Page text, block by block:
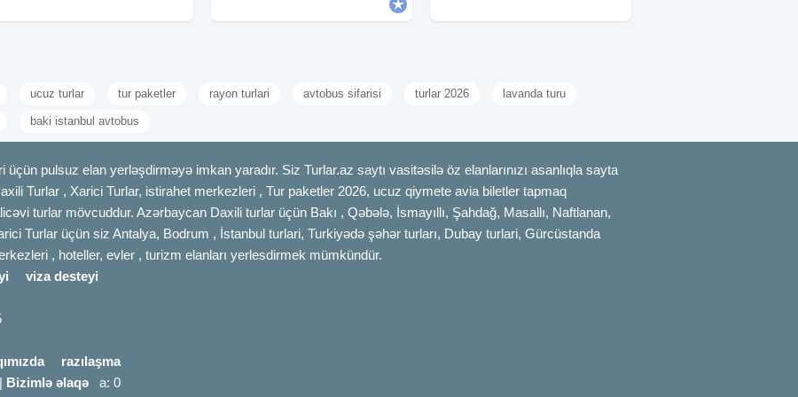
nəqliyyat -
ucuz turlar tur paketler rayon turlari avtobus sifarisi turlar 2026 lavanda turu
baki istanbul avtobus
pulsuz elan yerləşdirməyə imkan yaradır. Siz Turlar.az saytı vasitəsilə öz elanlarınızı asanlıqla sayta
Turlar , Xarici Turlar, istirahet merkezleri , Tur paketler 2026, ucuz qiymete avia biletler tapmaq
turlar mövcuddur. Azərbaycan Daxili turlar üçün Bakı , Qəbələ, İsmayıllı, Şahdağ, Masallı, Naftlanan,
Turlar üçün siz Antalya, Bodrum , İstanbul turlari, Turkiyədə şəhər turları, Dubay turlari, Gürcüstanda
, hoteller, evler , turizm elanları yerlesdirmek mümkündür.
viza desteyi
razılaşma
Bizimlə əlaqə a: 0